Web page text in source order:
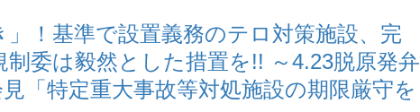
」！基準で設置義務のテロ対策施設、完
委は毅然とした措置を!! ～4.23脱原発弁
「特定重大事故等対処施設の期限厳守を